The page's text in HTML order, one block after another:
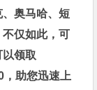
奥马哈、短
不仅如此，可
领取
，助您迅速上